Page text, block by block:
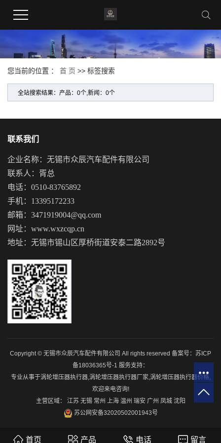
您当前的位置 ： 首 页 >> 标签搜索
全站搜索结果：产品：0个,新闻：0个
联系我们
企业名称：无锡市众辰汽车配件有限公司
联系人：胥总
电话：0510-83765892
手机：13395172233
邮箱：3471919004@qq.com
网址：www.wxzcqp.cn
地址：无锡市锡山区厚桥街道安泰二路2892号
Copyright © 无锡市众辰汽车配件有限公司 All rights reserved 备案号： 苏ICP
备18036365号-1 服务支持：
专业从事于涡轮增压器执行器,涡轮增压器执行器厂家,涡轮增压器执行器价格,
欢迎来电咨询!
主营区域： 江苏 无锡 常州 上海 温州 瑞安 广州 凤城 沈阳
苏公网安备32020502001943号
首页 产品 电话 留言